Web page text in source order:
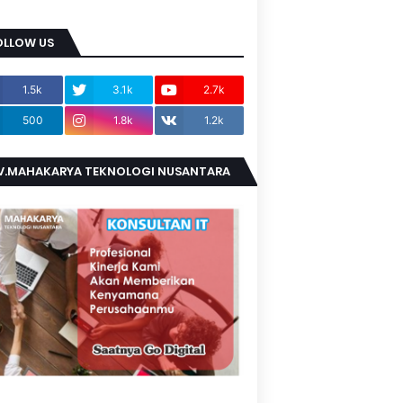
US
1.5k 3.1k 2.7k
500 1.8k 1.2k
TEKNOLOGI NUSANTARA